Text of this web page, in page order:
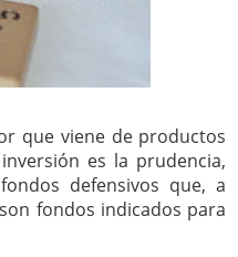
que viene de productos
es la prudencia,
defensivos que, a
fondos indicados para